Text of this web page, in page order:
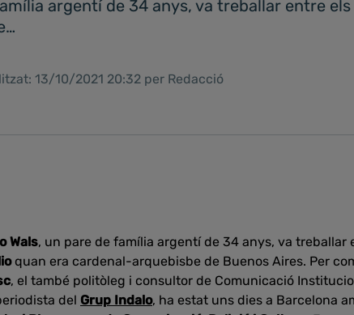
argentí de 34 anys, va treballar entre
13/10/2021 20:32 per Redacció
Wals, un pare de família argentí de 34 anys, va treballar
quan era cardenal-arquebisbe de Buenos Aires. Per
, el també politòleg i consultor de Comunicació
del Grup Indalo, ha estat uns dies a Barcelona